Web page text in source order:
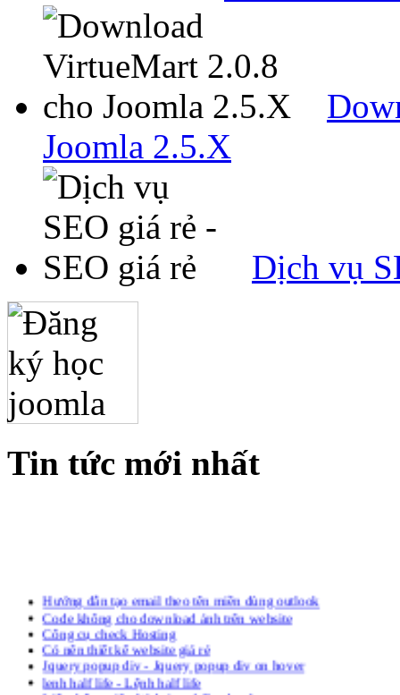
Joomla 2.5.X
Dịch vụ
Tin tức mới nhất
Code không cho download ảnh trên website
Công cụ check Hosting
Có nên thiết kế website giá rẻ
Jquery popup div - Jquery popup div on hover
lenh half life - Lệnh half life
Liên thông giữa Website và Facebook